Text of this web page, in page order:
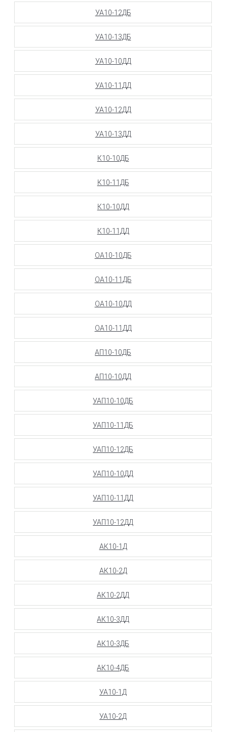
УА10-12ДБ
УА10-13ДБ
УА10-10ДД
УА10-11ДД
УА10-12ДД
УА10-13ДД
К10-10ДБ
К10-11ДБ
К10-10ДД
К10-11ДД
ОА10-10ДБ
ОА10-11ДБ
ОА10-10ДД
ОА10-11ДД
АП10-10ДБ
АП10-10ДД
УАП10-10ДБ
УАП10-11ДБ
УАП10-12ДБ
УАП10-10ДД
УАП10-11ДД
УАП10-12ДД
АК10-1Д
АК10-2Д
АК10-2ДД
АК10-3ДД
АК10-3ДБ
АК10-4ДБ
УА10-1Д
УА10-2Д